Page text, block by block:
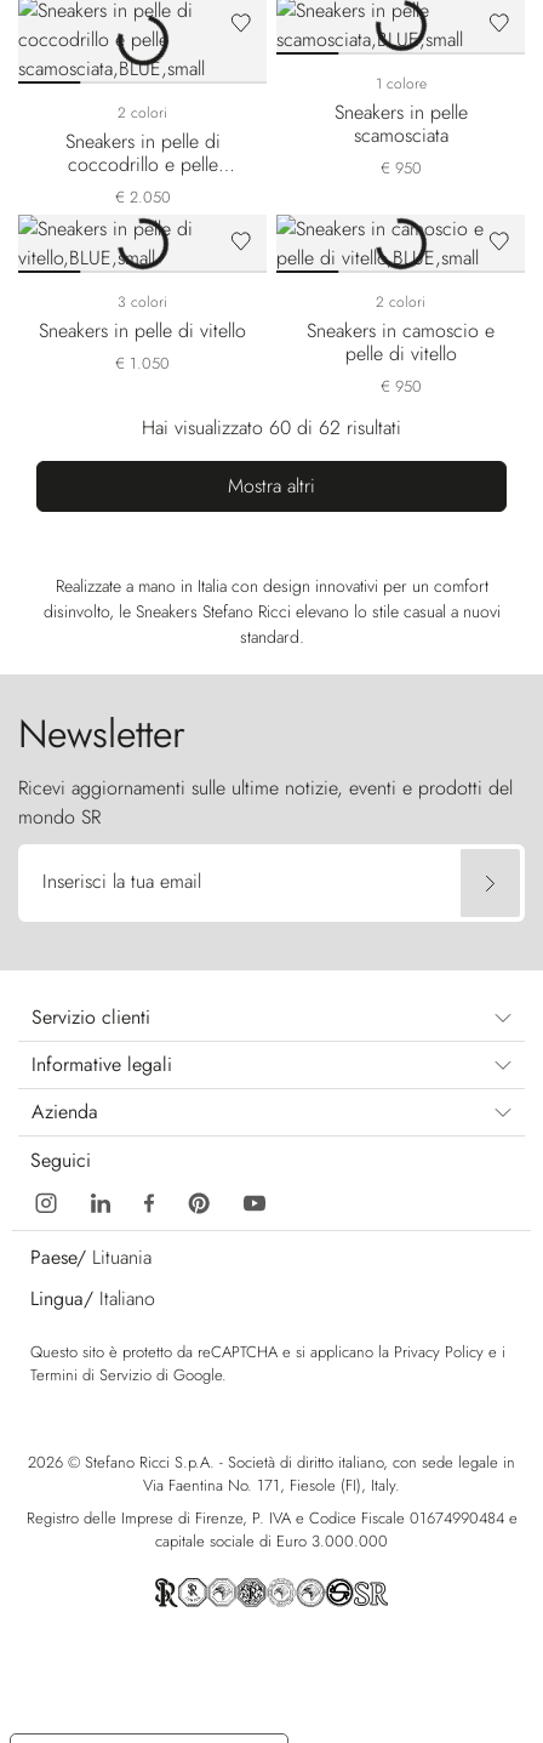
2 colori
Sneakers in pelle di
coccodrillo e pelle
scamosciata
€ 2.050
1 colore
Sneakers in pelle
scamosciata
€ 950
3 colori
Sneakers in pelle di vitello
€ 1.050
2 colori
Sneakers in camoscio e
pelle di vitello
€ 950
Hai visualizzato 60 di 62 risultati
Mostra altri
Realizzate a mano in Italia con design innovativi per un comfort
disinvolto, le Sneakers Stefano Ricci elevano lo stile casual a nuovi
standard.
Newsletter
Ricevi aggiornamenti sulle ultime notizie, eventi e prodotti del
mondo SR
Inserisci la tua email
Servizio clienti
Informative legali
Azienda
Seguici
Paese/ Lituania
Lingua/ Italiano
Questo sito è protetto da reCAPTCHA e si applicano la Privacy Policy e i
Termini di Servizio di Google.
2026 © Stefano Ricci S.p.A. - Società di diritto italiano, con sede legale in
Via Faentina No. 171, Fiesole (FI), Italy.
Registro delle Imprese di Firenze, P. IVA e Codice Fiscale 01674990484 e
capitale sociale di Euro 3.000.000